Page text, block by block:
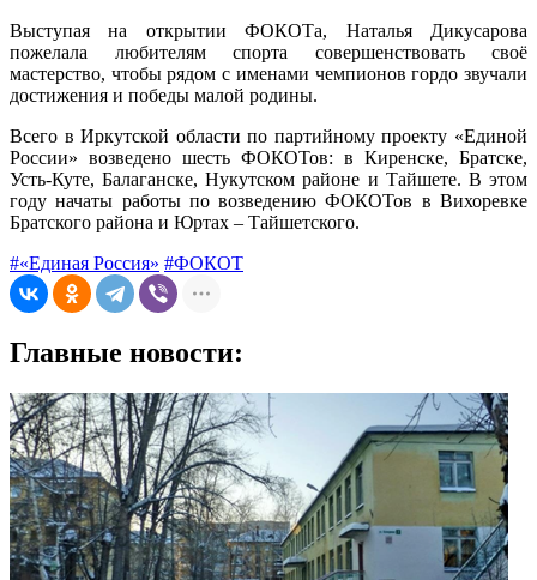
Выступая на открытии ФОКОТа, Наталья Дикусарова
пожелала любителям спорта совершенствовать своё
мастерство, чтобы рядом с именами чемпионов гордо звучали
достижения и победы малой родины.
Всего в Иркутской области по партийному проекту «Единой
России» возведено шесть ФОКОТов: в Киренске, Братске,
Усть-Куте, Балаганске, Нукутском районе и Тайшете. В этом
году начаты работы по возведению ФОКОТов в Вихоревке
Братского района и Юртах – Тайшетского.
#«Единая Россия» #ФОКОТ
Главные новости: